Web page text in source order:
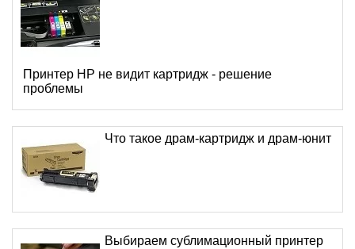
Принтер HP не видит картридж - решение
проблемы
Что такое драм-картридж и драм-юнит
Выбираем сублимационный принтер